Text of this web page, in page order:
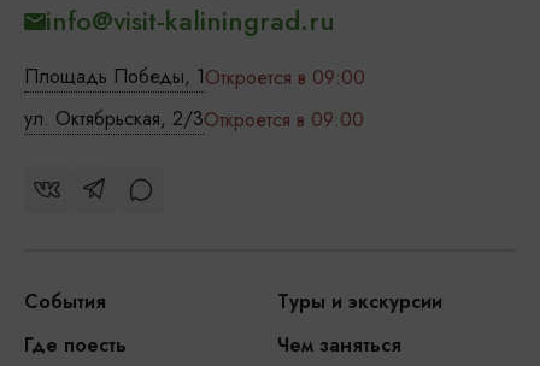
Площадь Победы, 1Откроется в 09:00
ул. Октябрьская, 2/3Откроется в 09:00
info@visit-kaliningrad.ru
События
Туры и экскурсии
Где поесть
Чем заняться